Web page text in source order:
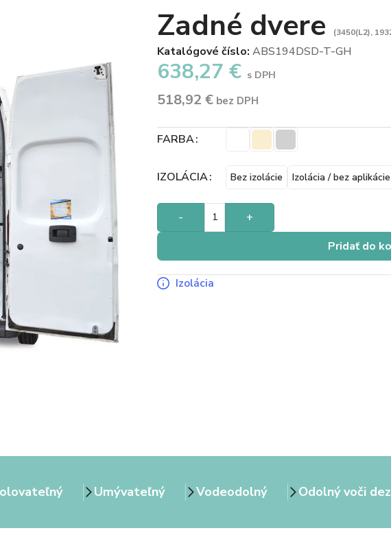
Zadné dvere (3450(L2),
Katalógové číslo: ABS194DSD-T-GH
638,27 € s DPH
518,92 €bez DPH
FARBA
IZOLÁCIA Bez izolácie Izolácia / bez aplikácie
-
+
Pridať do
Izolácia
Umývateľný Vodeodolný Odolný voči